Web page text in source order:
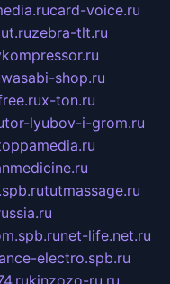
card-voice.ru
zebra-tlt.ru
wasabi-shop.ru
x-ton.ru
tor-lyubov-i-grom.ru
tutmassage.ru
net-life.net.ru
electro.spb.ru
kinzozo-ru.ru